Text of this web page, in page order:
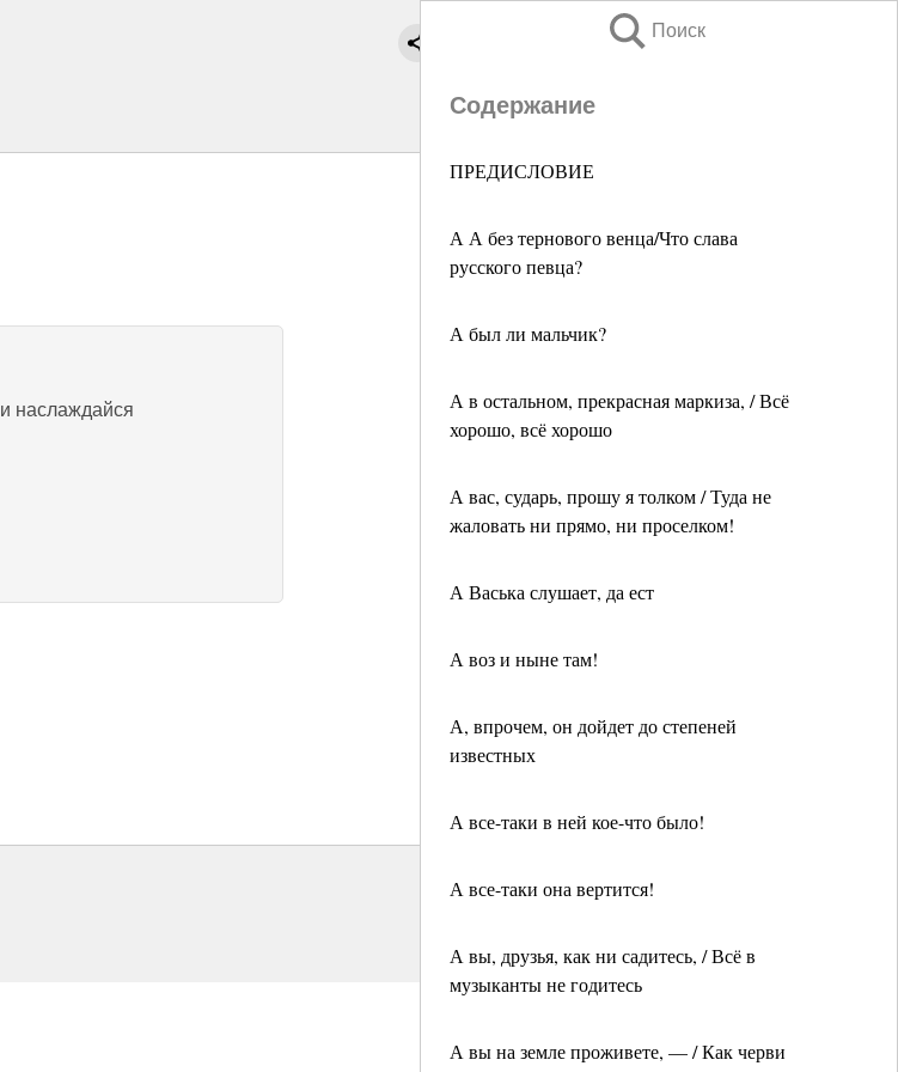
Поиск
Содержание
ПРЕДИСЛОВИЕ
А А без тернового венца/Что слава
русского певца?
А был ли мальчик?
А в остальном, прекрасная маркиза, / Всё
хорошо, всё хорошо
А вас, сударь, прошу я толком / Туда не
жаловать ни прямо, ни проселком!
А Васька слушает, да ест
А воз и ныне там!
А, впрочем, он дойдет до степеней
известных
А все-таки в ней кое-что было!
А все-таки она вертится!
А вы, друзья, как ни садитесь, / Всё в
музыканты не годитесь
А вы на земле проживете, — / Как черви
и наслаждайся